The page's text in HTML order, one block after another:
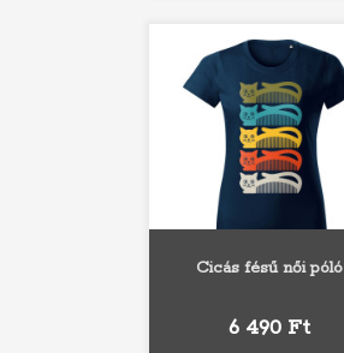
Cicás fésű női póló
Ár
6 490 Ft